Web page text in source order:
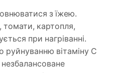
з їжею.
томати, картопля,
при нагріванні.
руйнуванню вітаміну С